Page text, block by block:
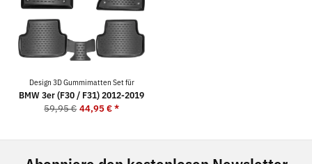
Design 3D Gummimatten Set für
BMW 3er (F30 / F31) 2012-2019
59,95 € 44,95 €*